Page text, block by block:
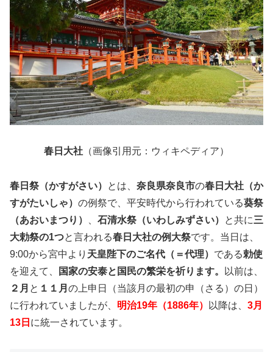
春日大社 （画像引用元：ウィキペディア）
春日祭（かすがさい） とは、 奈良県奈良市の春日大社（か
すがたいしゃ） の例祭で、平安時代から行われている葵祭
（あおいまつり）
石清水祭（いわしみずさい） と共に三
大勅祭の1つと言われる春日大社の例大祭です。当日は、
9:00から宮中より 天皇陛下のご名代（＝代理） である勅使
を迎えて、
国家の安泰と国民の繁栄を祈ります。
以前は、
２月 と １１月 の上申日（当該月の最初の申（さる）の日）
に行われていましたが、 明治19年（1886年） 以降は、 3月
13日 に統一されています。